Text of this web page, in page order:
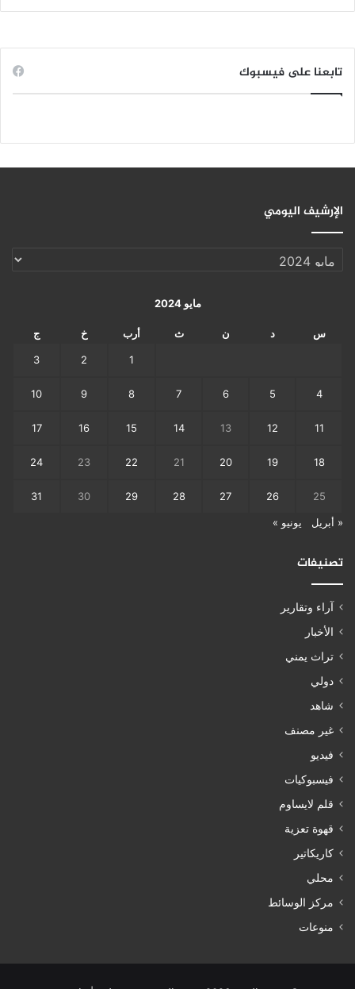
تابعنا على فيسبوك
الإرشيف اليومي
الإرشيف
مايو 2024
س د ن ث أرب خ ج
1
2
3
4
5
6
7
8
9
10
11
12
13
14
15
16
17
18
19
20
21
22
23
24
25
26
27
28
29
30
31
« أبريل يونيو »
تصنيفات
آراء وتقارير
الأخبار
تراث يمني
دولي
شاهد
غير مصنف
فيديو
فيسبوكيات
قلم لايساوم
قهوة تعزية
كاريكاتير
محلي
مركز الوسائط
منوعات